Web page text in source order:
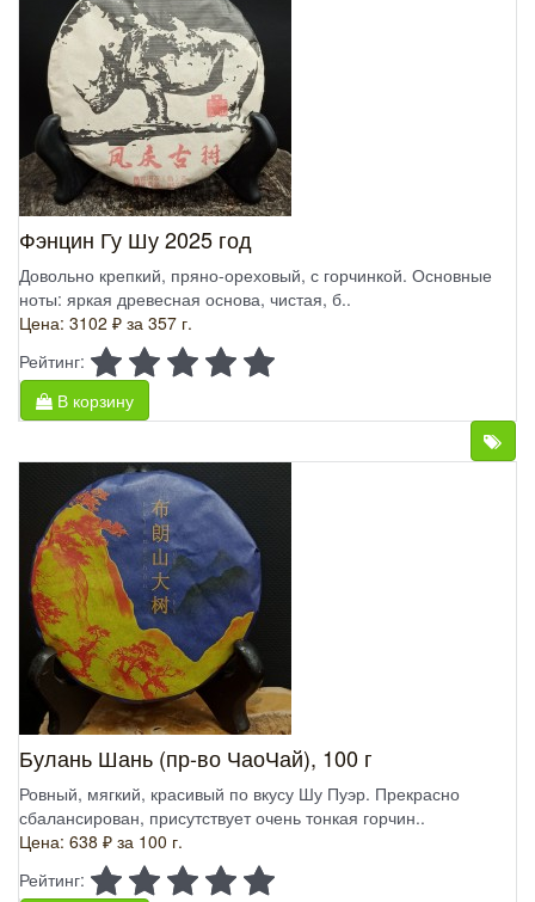
Фэнцин Гу Шу 2025 год
Довольно крепкий, пряно-ореховый, с горчинкой. Основные
ноты: яркая древесная основа, чистая, б..
Цена: 3102 ₽ за 357 г.
Рейтинг:
В корзину
Булань Шань (пр-во ЧаоЧай), 100 г
Ровный, мягкий, красивый по вкусу Шу Пуэр. Прекрасно
сбалансирован, присутствует очень тонкая горчин..
Цена: 638 ₽ за 100 г.
Рейтинг: